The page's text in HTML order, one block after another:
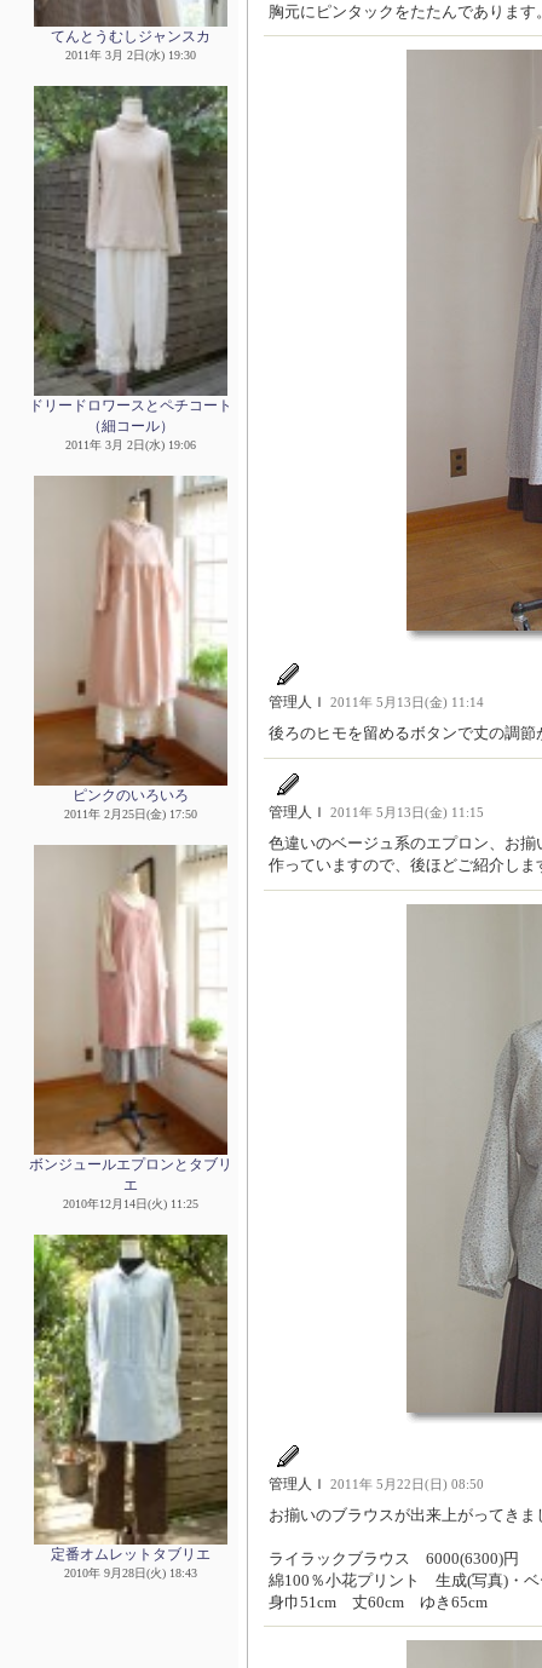
てんとうむしジャンスカ
2011年 3月 2日(水) 19:30
ドリードロワースとペチコート
（細コール）
2011年 3月 2日(水) 19:06
ピンクのいろいろ
2011年 2月25日(金) 17:50
ボンジュールエプロンとタブリ
エ
2010年12月14日(火) 11:25
定番オムレットタブリエ
2010年 9月28日(火) 18:43
胸元にピンタックをたたんであります
管理人Ｉ 2011年 5月13日(金) 11:14
後ろのヒモを留めるボタンで丈の調節
管理人Ｉ 2011年 5月13日(金) 11:15
色違いのベージュ系のエプロン、お揃
作っていますので、後ほどご紹介しま
管理人Ｉ 2011年 5月22日(日) 08:50
お揃いのブラウスが出来上がってきま
ライラックブラウス 6000(6300)円
綿100％小花プリント 生成(写真)・ベ
身巾51cm 丈60cm ゆき65cm